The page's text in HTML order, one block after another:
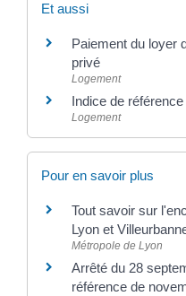
Et aussi
Paiement du loyer
privé
Logement
Indice de
Logement
Pour en savoir plus
Tout savoir sur
Lyon et
Métropole de Lyon
Arrêté du 28
référence de